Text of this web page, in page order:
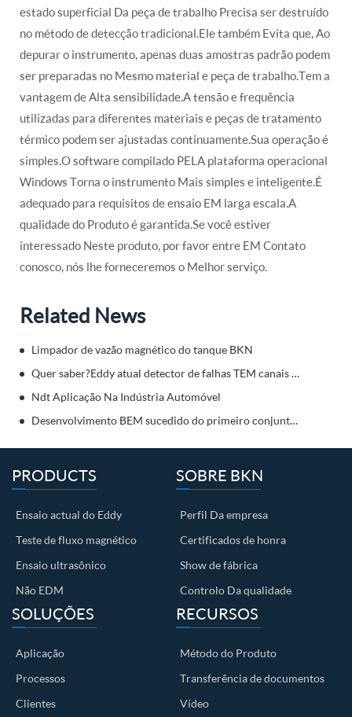
estado superficial Da peça de trabalho Precisa ser destruído
no método de detecção tradicional.Ele também Evita que, Ao
depurar o instrumento, apenas duas amostras padrão podem
ser preparadas no Mesmo material e peça de trabalho.Tem a
vantagem de Alta sensibilidade.A tensão e frequência
utilizadas para diferentes materiais e peças de tratamento
térmico podem ser ajustadas continuamente.Sua operação é
simples.O software compilado PELA plataforma operacional
Windows Torna o instrumento Mais simples e inteligente.É
adequado para requisitos de ensaio EM larga escala.A
qualidade do Produto é garantida.Se você estiver
interessado Neste produto, por favor entre EM Contato
conosco, nós lhe forneceremos o Melhor serviço.
Related News
Limpador de vazão magnético do tanque BKN
Quer saber?Eddy atual detector de falhas TEM canais de teste relativamente independentes
Ndt Aplicação Na Indústria Automóvel
Desenvolvimento BEM sucedido do primeiro conjunto de detectores de fuGas de fluxo magnético de Alta definição Na China
PRODUCTS
Ensaio actual do Eddy
Teste de fluxo magnético
Ensaio ultrasônico
Não EDM
SOBRE BKN
Perfil Da empresa
Certificados de honra
Show de fábrica
Controlo Da qualidade
SOLUÇÕES
Aplicação
Processos
Clientes
RECURSOS
Método do Produto
Transferência de documentos
Vídeo